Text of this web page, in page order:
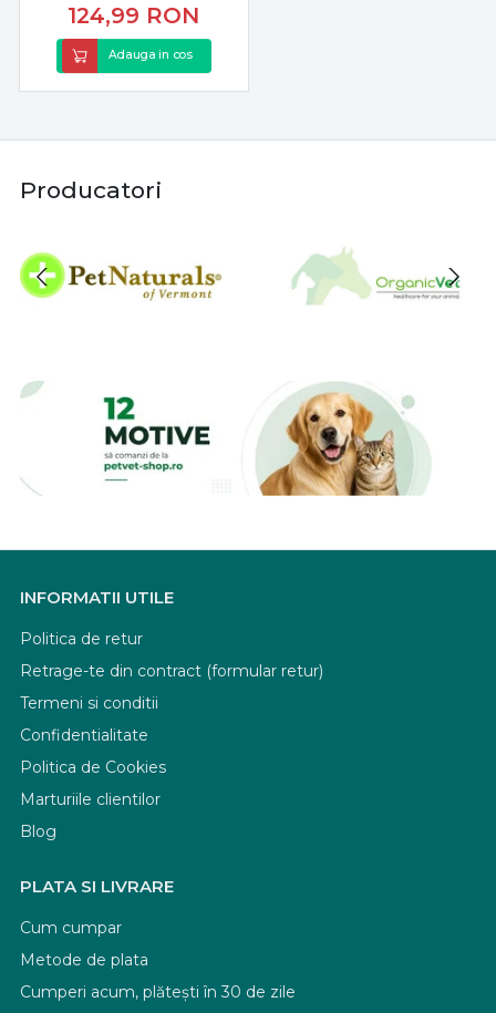
124,99 RON
Adauga in cos
Producatori
INFORMATII UTILE
Politica de retur
Retrage-te din contract (formular retur)
Termeni si conditii
Confidentialitate
Politica de Cookies
Marturiile clientilor
Blog
PLATA SI LIVRARE
Cum cumpar
Metode de plata
Cumperi acum, plătești în 30 de zile